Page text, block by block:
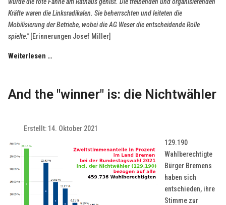
Kräfte waren die Linksradikalen. Sie beherrschten und leiteten die
Mobilisierung der Betriebe, wobei die AG Weser die entscheidende Rolle
spielte."[Erinnerungen Josef Miller]
Weiterlesen …
And the "winner" is: die Nichtwähler
Erstellt: 14. Oktober 2021
129.190
Wahlberechtigte
Bürger Bremens
haben sich
entschieden, ihre
Stimme zur